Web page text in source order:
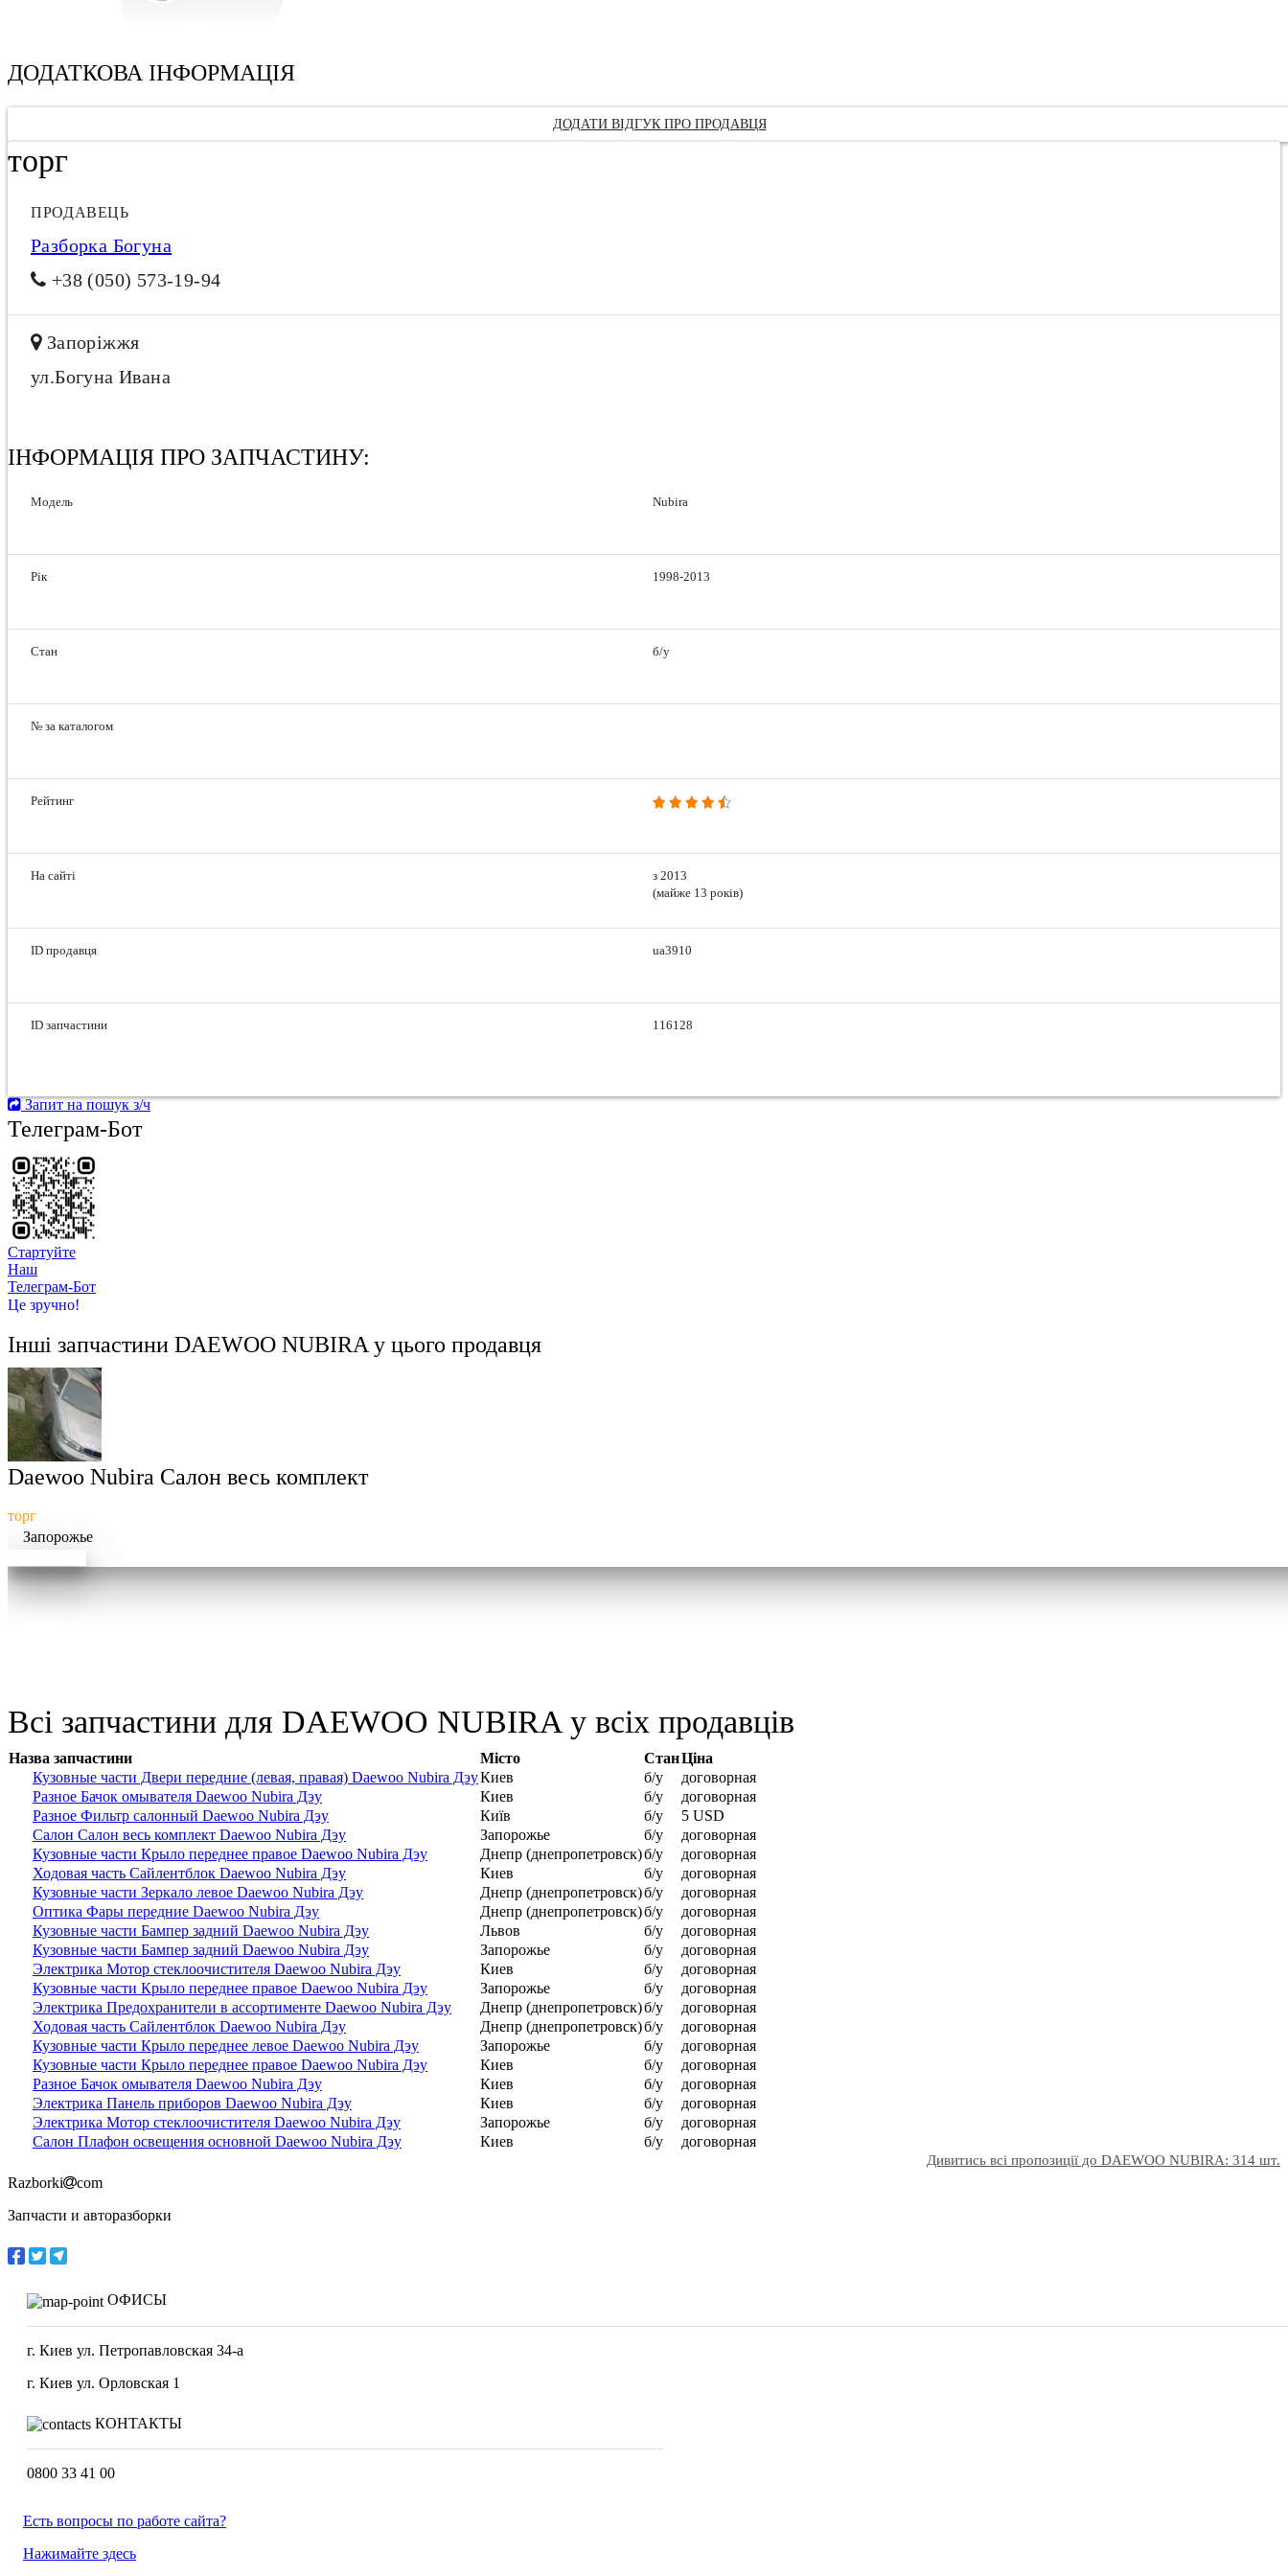
ДОДАТКОВА ІНФОРМАЦІЯ
ДОДАТИ ВІДГУК ПРО ПРОДАВЦЯ
торг
ПРОДАВЕЦЬ
Разборка Богуна
+38 (050) 573-19-94
Запоріжжя
ул.Богуна Ивана
ІНФОРМАЦІЯ ПРО ЗАПЧАСТИНУ:
Модель Nubira
Рік 1998-2013
Стан б/у
№ за каталогом
Рейтинг
На сайті
з 2013
(майже 13 років)
ID продавця ua3910
ID запчастини 116128
Запит на пошук з/ч
Телеграм-Бот
Стартуйте
Hаш
Телеграм-Бот
Це зручно!
Інші запчастини DAEWOO NUBIRAу цього продавця
Daewoo Nubira Салон весь комплект
торг
Запорожье
Всі запчастини для DAEWOO NUBIRA у всіх продавців
Назва запчастини Місто СтанЦіна
Кузовные части Двери передние (левая, правая) Daewoo Nubira ДэуКиев б/у
договорная
Разное Бачок омывателя Daewoo Nubira Дэу
Киев б/у
договорная
Разное Фильтр салонный Daewoo Nubira Дэу
Київ б/у
5 USD
Салон Салон весь комплект Daewoo Nubira Дэу
Запорожье б/у
договорная
Кузовные части Крыло переднее правое Daewoo Nubira Дэу
Днепр (днепропетровск)б/у
договорная
Ходовая часть Сайлентблок Daewoo Nubira Дэу
Киев б/у
договорная
Кузовные части Зеркало левое Daewoo Nubira Дэу
Днепр (днепропетровск)б/у
договорная
Оптика Фары передние Daewoo Nubira Дэу
Днепр (днепропетровск)б/у
договорная
Кузовные части Бампер задний Daewoo Nubira Дэу
Львов б/у
договорная
Кузовные части Бампер задний Daewoo Nubira Дэу
Запорожье б/у
договорная
Электрика Мотор стеклоочистителя Daewoo Nubira Дэу
Киев б/у
договорная
Кузовные части Крыло переднее правое Daewoo Nubira Дэу
Запорожье б/у
договорная
Электрика Предохранители в ассортименте Daewoo Nubira Дэу
Днепр (днепропетровск)б/у
договорная
Ходовая часть Сайлентблок Daewoo Nubira Дэу
Днепр (днепропетровск)б/у
договорная
Кузовные части Крыло переднее левое Daewoo Nubira Дэу
Запорожье б/у
договорная
Кузовные части Крыло переднее правое Daewoo Nubira Дэу
Киев б/у
договорная
Разное Бачок омывателя Daewoo Nubira Дэу
Киев б/у
договорная
Электрика Панель приборов Daewoo Nubira Дэу
Киев б/у
договорная
Электрика Мотор стеклоочистителя Daewoo Nubira Дэу
Запорожье б/у
договорная
Салон Плафон освещения основной Daewoo Nubira Дэу
Киев б/у договорная
Дивитись всі пропозиції до DAEWOO NUBIRA: 314 шт.
Razborki
com
Запчасти и авторазборки
ОФИСЫ
г. Киев ул. Петропавловская 34-а
г. Киев ул. Орловская 1
КОНТАКТЫ
0800 33 41 00
Есть вопросы по работе сайта?
Нажимайте здесь